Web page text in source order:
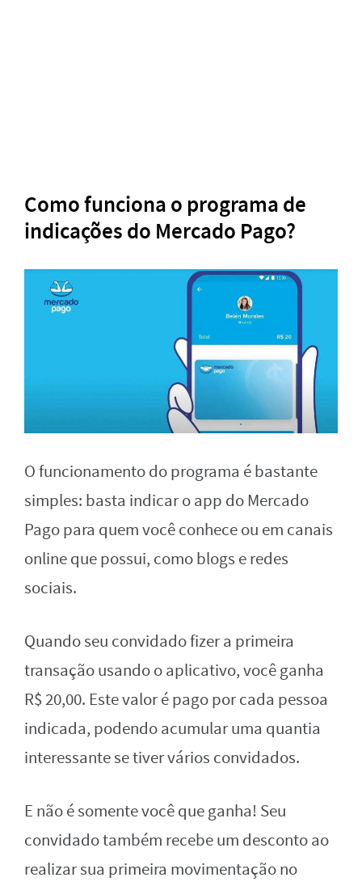
Como funciona o programa de
indicações do Mercado Pago?
O funcionamento do programa é bastante
simples: basta indicar o app do Mercado
Pago para quem você conhece ou em canais
online que possui, como blogs e redes
sociais.
Quando seu convidado fizer a primeira
transação usando o aplicativo, você ganha
R$ 20,00. Este valor é pago por cada pessoa
indicada, podendo acumular uma quantia
interessante se tiver vários convidados.
E não é somente você que ganha! Seu
convidado também recebe um desconto ao
realizar sua primeira movimentação no